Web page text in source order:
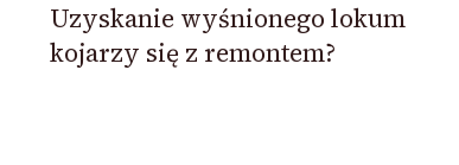
Uzyskanie wyśnionego lokum
kojarzy się z remontem?